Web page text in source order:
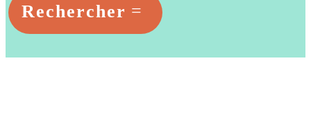
Rechercher